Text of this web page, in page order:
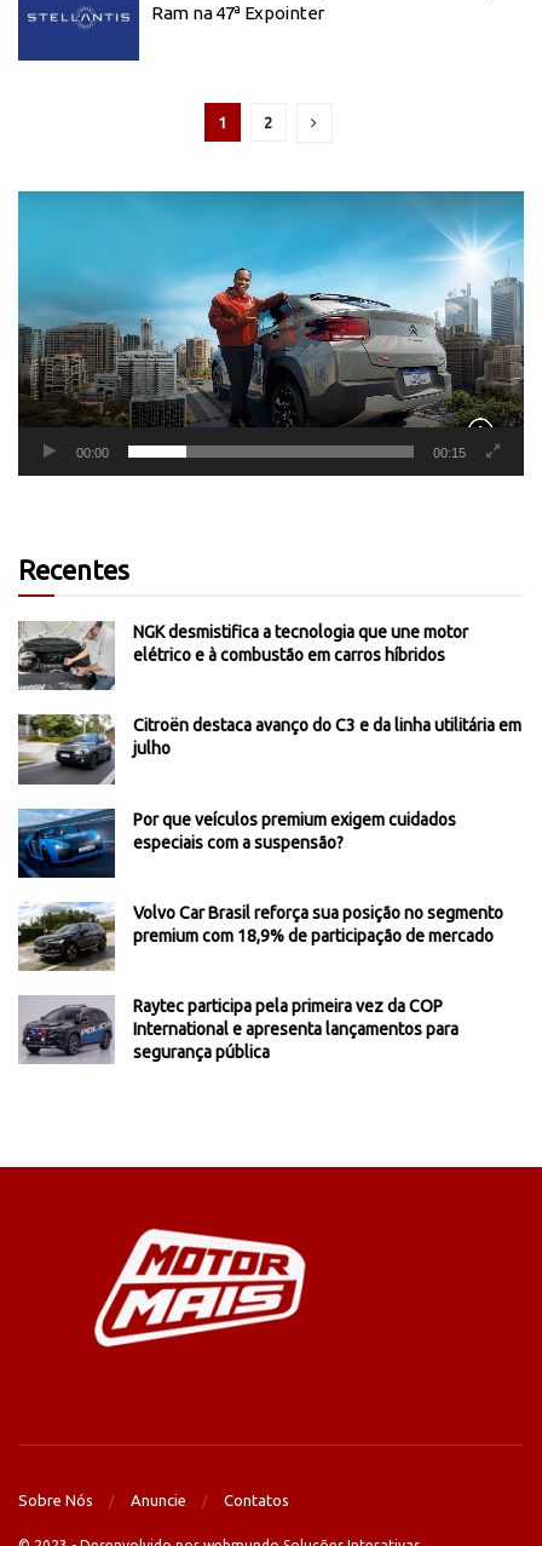
Ram na 47ª Expointer
1 2
00:00 00:15
Recentes
NGK desmistifica a tecnologia que une motor
elétrico e à combustão em carros híbridos
Citroën destaca avanço do C3 e da linha utilitária em
julho
Por que veículos premium exigem cuidados
especiais com a suspensão?
Volvo Car Brasil reforça sua posição no segmento
premium com 18,9% de participação de mercado
Raytec participa pela primeira vez da COP
International e apresenta lançamentos para
segurança pública
Sobre Nós Anuncie Contatos